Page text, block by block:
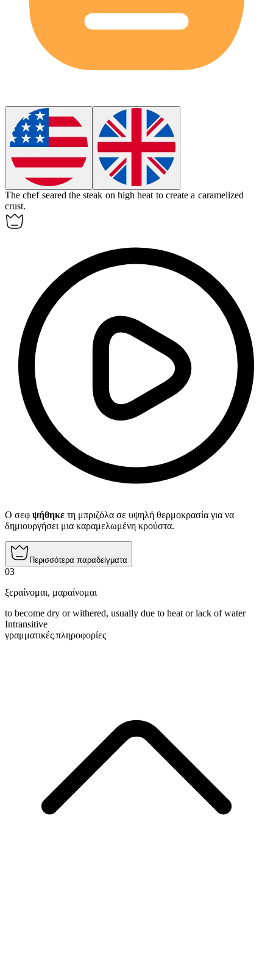
The chef seared the steak on high heat to create a caramelized
crust.
Ο σεφ ψήθηκε τη μπριζόλα σε υψηλή θερμοκρασία για να
δημιουργήσει μια καραμελωμένη κρούστα.
Περισσότερα παραδείγματα
03
ξεραίνομαι, μαραίνομαι
to become dry or withered, usually due to heat or lack of water
Intransitive
γραμματικές πληροφορίες